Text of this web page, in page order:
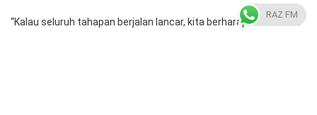
“Kalau seluruh tahapan berjalan lancar, kita berharap akhir tahun
RAZ FM